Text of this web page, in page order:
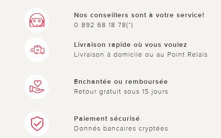
Nos conseillers sont à votre service!
0 892 68 18 78(*)
Livraison rapide où vous voulez
Livraison à domicile ou au Point Relais
Enchantée ou remboursée
Retour gratuit sous 15 jours
Paiement sécurisé
Donnés bancaires cryptées